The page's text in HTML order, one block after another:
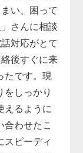
い、困って
」さんに相談
対応がとて
後すぐに来
たです。現
をしっかり
えるように
合わせたこ
スピーディ